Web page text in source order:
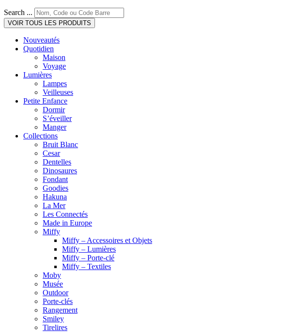
Search ...
VOIR TOUS LES PRODUITS
Nouveautés
Quotidien
Maison
Voyage
Lumières
Lampes
Veilleuses
Petite Enfance
Dormir
S’éveiller
Manger
Collections
Bruit Blanc
Cesar
Dentelles
Dinosaures
Fondant
Goodies
Hakuna
La Mer
Les Connectés
Made in Europe
Miffy
Miffy – Accessoires et Objets
Miffy – Lumières
Miffy – Porte-clé
Miffy – Textiles
Moby
Musée
Outdoor
Porte-clés
Rangement
Smiley
Tirelires